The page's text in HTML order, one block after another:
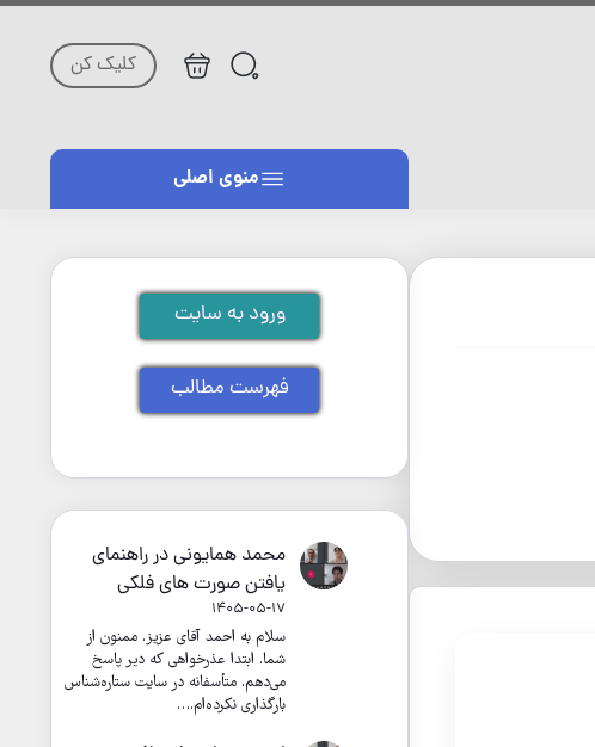
کلیک کن
منوی اصلی
ورود به سایت
فهرست مطالب
محمد همایونیدرراهنمای
یافتن صورت های فلکی
1405-05-17
سلام به احمد آقای عزیز. ممنون از
شما. ابتدا عذرخواهی که دیر پاسخ
می‌دهم. متأسفانه در سایت ستاره‌شناس
بارگذاری نکرده‌ام.…